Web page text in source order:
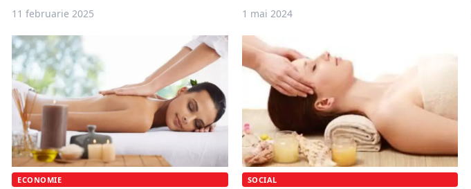
11 februarie 2025 1 mai 2024
ECONOMIE SOCIAL